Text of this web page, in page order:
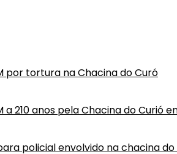
por tortura na Chacina do Curó
210 anos pela Chacina do Curió
policial envolvido na chacina do